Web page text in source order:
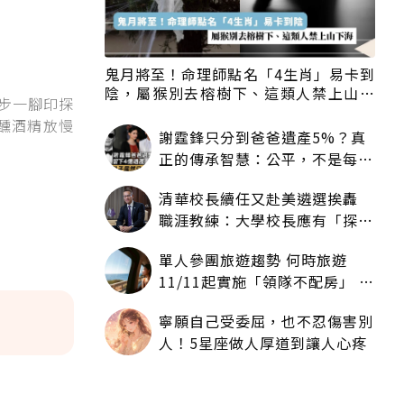
一腳印探
酒精放慢
鬼月將至！命理師點名「4生肖」易卡到
陰，屬猴別去榕樹下、這類人禁上山下
謝霆鋒只分到爸爸遺產5%？真
正的傳承智慧：公平，不是每個
清華校長續任又赴美遴選挨轟
職涯教練：大學校長應有「探
單人參團旅遊趨勢 何時旅遊
11/11起實施「領隊不配房」 落
寧願自己受委屈，也不忍傷害別
人！5星座做人厚道到讓人心疼